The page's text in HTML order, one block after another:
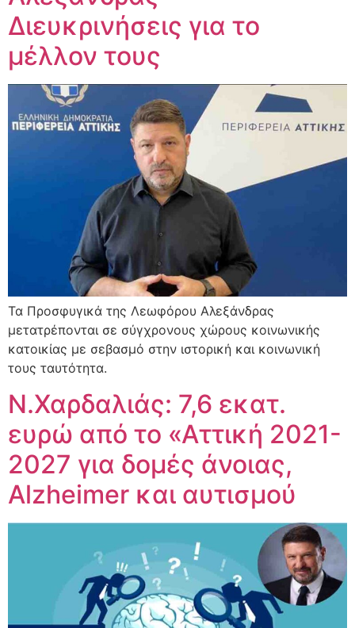
Διευκρινήσεις για το
μέλλον τους
Τα Προσφυγικά της Λεωφόρου Αλεξάνδρας
μετατρέπονται σε σύγχρονους χώρους κοινωνικής
κατοικίας με σεβασμό στην ιστορική και κοινωνική
τους ταυτότητα.
Ν.Χαρδαλιάς: 7,6 εκατ.
ευρώ από το «Αττική 2021-
2027 για δομές άνοιας,
Alzheimer και αυτισμού